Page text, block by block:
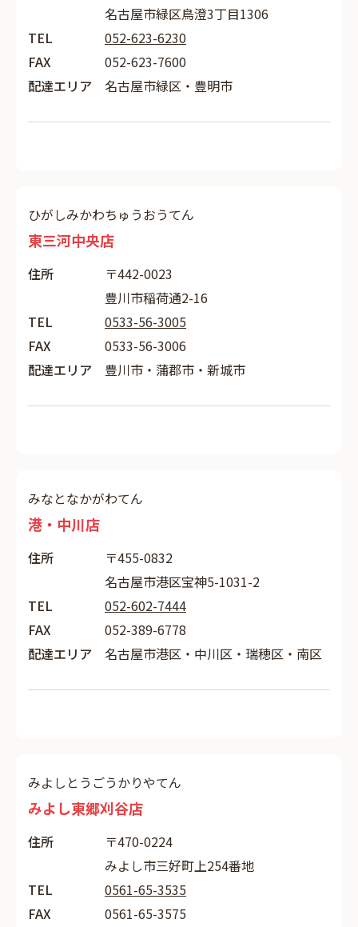
名古屋市緑区鳥澄3丁目1306
TEL
052-623-6230
FAX
052-623-7600
配達エリア
名古屋市緑区・豊明市
ひがしみかわちゅうおうてん
東三河中央店
住所
〒442-0023
豊川市稲荷通2-16
TEL
0533-56-3005
FAX
0533-56-3006
配達エリア
豊川市・蒲郡市・新城市
みなとなかがわてん
港・中川店
住所
〒455-0832
名古屋市港区宝神5-1031-2
TEL
052-602-7444
FAX
052-389-6778
配達エリア
名古屋市港区・中川区・瑞穂区・南区
みよしとうごうかりやてん
みよし東郷刈谷店
住所
〒470-0224
みよし市三好町上254番地
TEL
0561-65-3535
FAX
0561-65-3575